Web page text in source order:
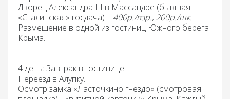
Дворец Александра III в Массандре (бывшая
«Сталинская» госдача) – 400р./взр., 200р./шк.
Размещение в одной из гостиниц Южного берега
Крыма.
4 день: Завтрак в гостинице.
Переезд в Алупку.
Осмотр замка «Ласточкино гнездо» (смотровая